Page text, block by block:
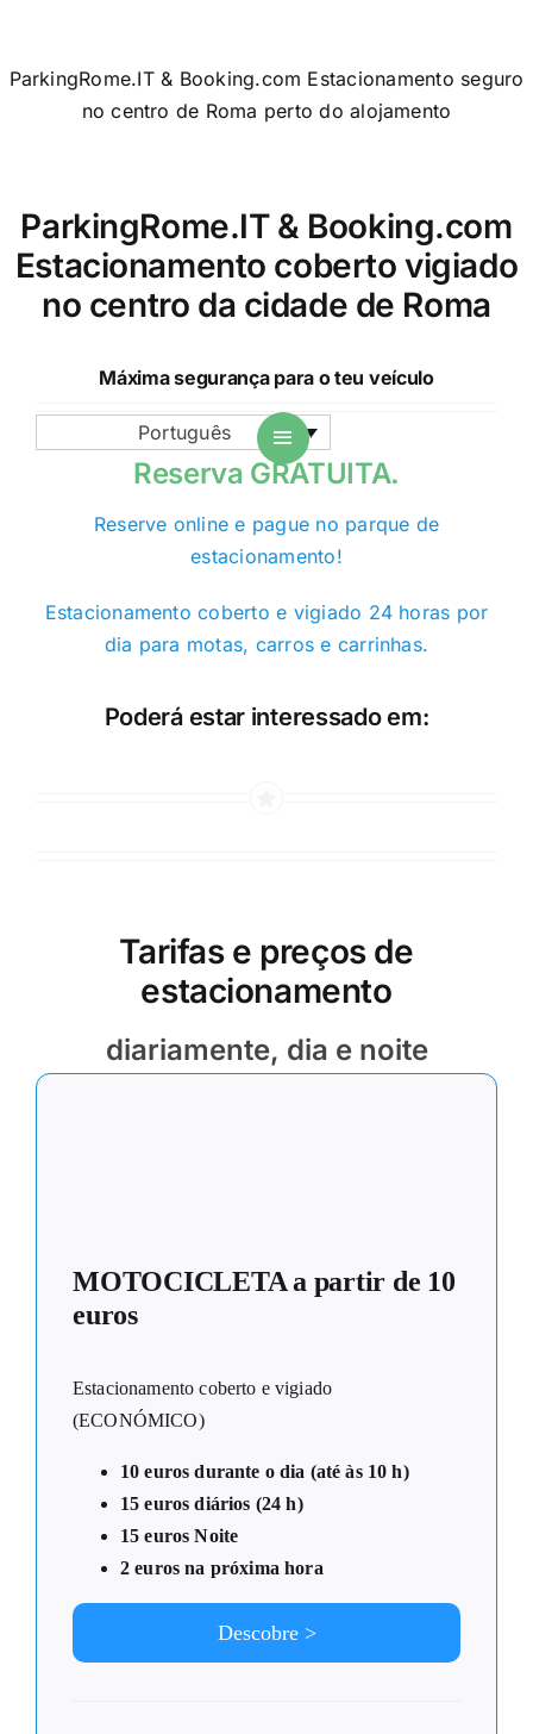
ParkingRome.IT & Booking.com Estacionamento seguro
no centro de Roma perto do alojamento
ParkingRome.IT & Booking.com
Estacionamento coberto vigiado
no centro da cidade de Roma
Máxima segurança para o teu veículo
Português
Reserva GRATUITA.
Reserve online e pague no parque de
estacionamento!
Estacionamento coberto e vigiado 24 horas por
dia para motas, carros e carrinhas.
Poderá estar interessado em:
Tarifas e preços de
estacionamento
diariamente, dia e noite
MOTOCICLETA a partir de 10
euros
Estacionamento coberto e vigiado
(ECONÓMICO)
10 euros durante o dia (até às 10 h)
15 euros diários (24 h)
15 euros Noite
2 euros na próxima hora
Descobre >